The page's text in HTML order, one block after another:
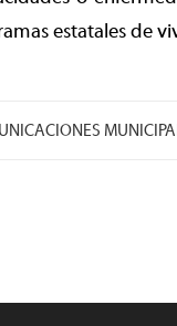
estatales de